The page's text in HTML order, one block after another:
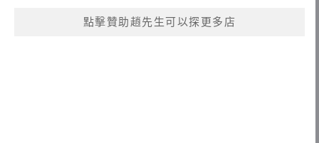
點擊贊助趙先生可以探更多店